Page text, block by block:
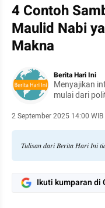
4 Contoh
Maulid Nabi
Makna
Berita Hari Ini
Menyajikan
mulai dari
2 September 2025 14:00 WIB
Tulisan dari Berita Hari Ini
Ikuti kumparan di